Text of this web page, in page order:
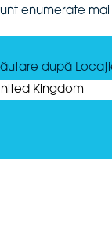
enumerate mai
după